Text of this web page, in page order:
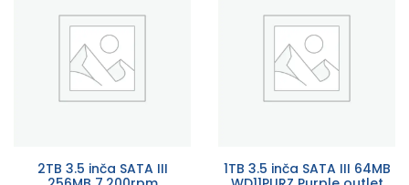
2TB 3.5 inča SATA III
1TB 3.5 inča SATA III 64MB